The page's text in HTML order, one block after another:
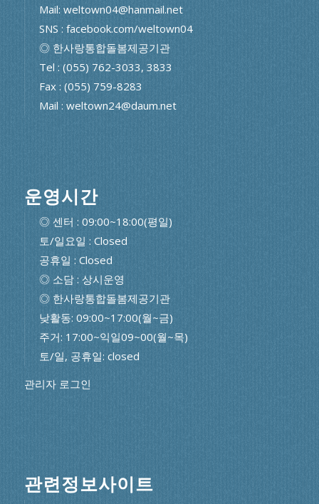
Mail: weltown04@hanmail.net
SNS : facebook.com/weltown04
◎ 한사랑통합돌봄제공기관
Tel : (055) 762-3033, 3833
Fax : (055) 759-8283
Mail : weltown24@daum.net
운영시간
◎ 센터 : 09:00~18:00(평일)
토/일요일 : Closed
공휴일 : Closed
◎ 소담 : 상시운영
◎ 한사랑통합돌봄제공기관
낮활동: 09:00~17:00(월~금)
주거: 17:00~익일09~00(월~목)
토/일, 공휴일: closed
관리자 로그인
관련정보사이트